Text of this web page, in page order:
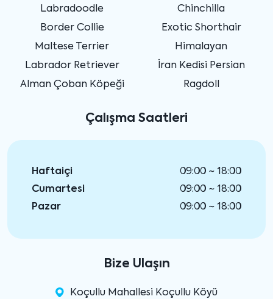
Labradoodle
Border Collie
Maltese Terrier
Labrador Retriever
Alman Çoban Köpeği
Chinchilla
Exotic Shorthair
Himalayan
İran Kedisi Persian
Ragdoll
Çalışma Saatleri
Haftaiçi
09:00 ~ 18:00
Cumartesi
09:00 ~ 18:00
Pazar
09:00 ~ 18:00
Bize Ulaşın
Koçullu Mahallesi Koçullu Köyü